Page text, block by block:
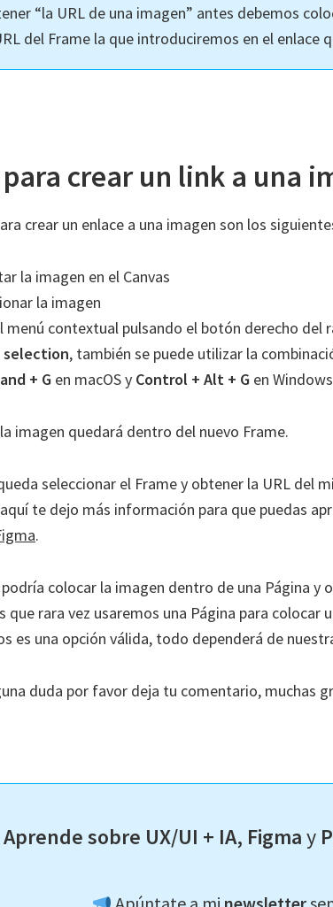
“la URL de una imagen” antes debemos
del Frame la que introduciremos en el enlace
para crear un link a una
crear un enlace a una imagen son los
la imagen en el Canvas
la imagen
menú contextual pulsando el botón derecho del
selection, también se puede utilizar la
+ G en macOS y Control + Alt + G en Windows
imagen quedará dentro del nuevo Frame.
seleccionar el Frame y obtener la URL del
te dejo más información para que puedas
.
colocar la imagen dentro de una Página y
que rara vez usaremos una Página para colocar
es una opción válida, todo dependerá de
duda por favor deja tu comentario, muchas
Aprende sobre UX/UI + IA, Figmay